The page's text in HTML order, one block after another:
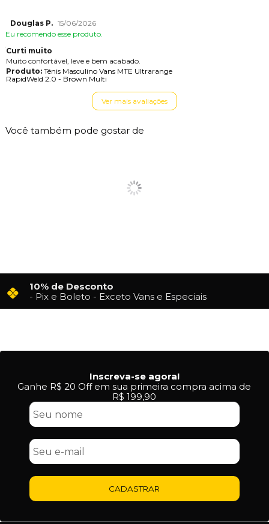
Douglas P. 15/06/2026
Eu recomendo esse produto.
Curti muito
Muito confortável, leve e bem acabado.
Produto:Tênis Masculino Vans MTE Ultrarange
RapidWeld 2.0 - Brown Multi
Ver mais avaliações
Você também pode gostar de
10% de Desconto
- Pix e Boleto - Exceto Vans e Especiais
Inscreva-se agora!
Ganhe R$ 20 Off em sua primeira compra acima de
R$ 199,90
CADASTRAR